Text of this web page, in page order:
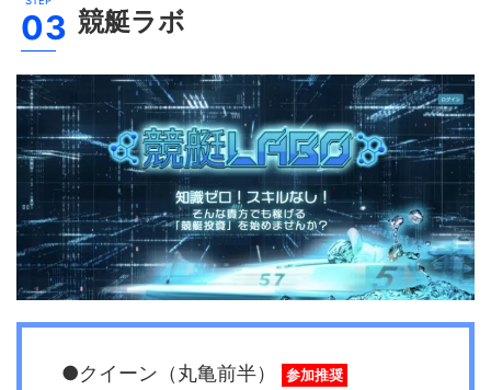
競艇ラボ
●クイーン（丸亀前半） 参加推奨